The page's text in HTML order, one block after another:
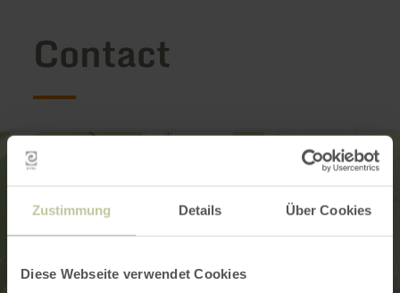
Zustimmung Details Über Cookies
Diese Webseite verwendet Cookies
Contact